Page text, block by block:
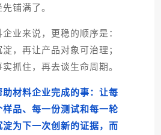
铺满了。
业来说，更稳的顺序是：
，再让产品对象可治理；
抓住，再去谈生命周期。
材料企业完成的事：让每
品、每一份测试和每一轮
为下一次创新的证据，而